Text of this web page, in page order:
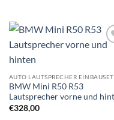
AUTO LAUTSPRECHER
BMW Mini R50 R53
Lautsprecher vorne und
€328,00